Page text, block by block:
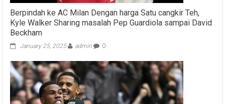
Berpindah ke AC Milan Dengan harga Satu cangkir Teh,
Kyle Walker Sharing masalah Pep Guardiola sampai David
Beckham
January 25, 2025 admin 0